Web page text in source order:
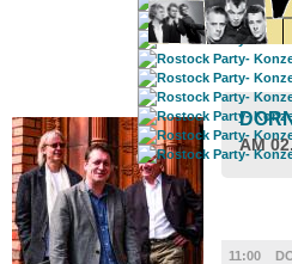
ROSTOCK TAGESTIPP
AM
11:00